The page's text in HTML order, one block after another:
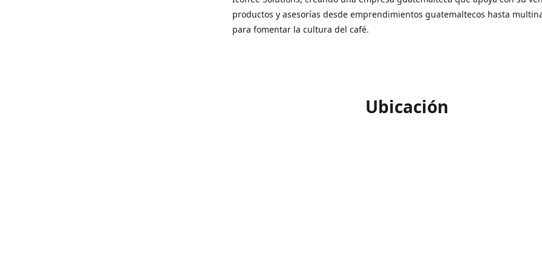
productos y asesorías desde emprendimientos guatemaltecos hasta
para fomentar la cultura del café.
Ubicación